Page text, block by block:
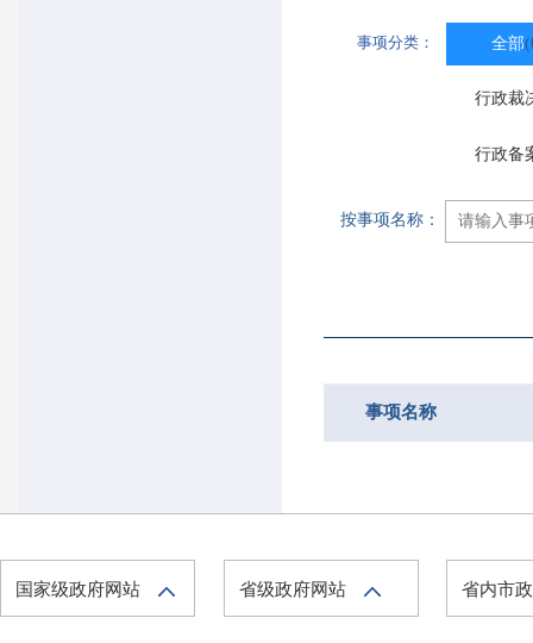
事项分类： 全部
行政裁
行政备
按事项名称：
事项名称
国家级政府网站 省级政府网站 省内市